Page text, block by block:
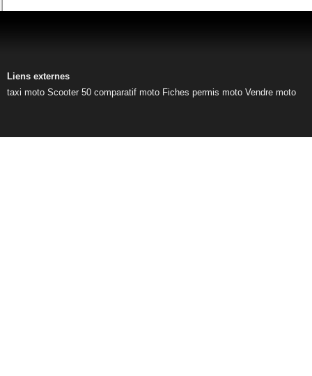
Liens externes
taxi moto Scooter 50 comparatif moto Fiches permis moto Vendre moto